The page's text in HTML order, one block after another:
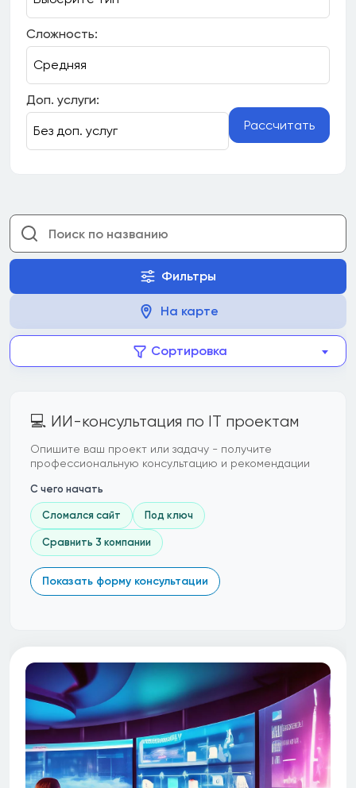
Сложность:
Доп. услуги:
Рассчитать
Фильтры
На карте
Сортировка
💻 ИИ-консультация по IT проектам
Опишите ваш проект или задачу - получите
профессиональную консультацию и рекомендации
С чего начать
Сломался сайт Под ключ
Сравнить 3 компании
Показать форму консультации